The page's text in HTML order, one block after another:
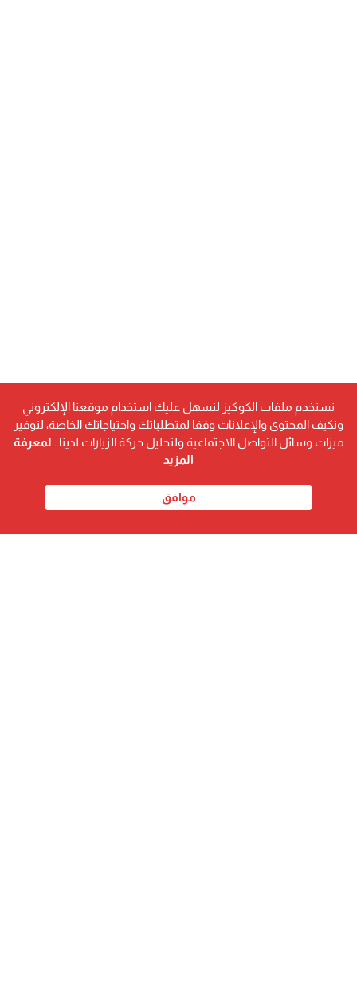
نستخدم ملفات الكوكيز لنسهل عليك استخدام موقعنا الإلكتروني
ونكيف المحتوى والإعلانات وفقا لمتطلباتك واحتياجاتك الخاصة، لتوفير
ميزات وسائل التواصل الاجتماعية ولتحليل حركة الزيارات لدينا... لمعرفة
المزيد
موافق